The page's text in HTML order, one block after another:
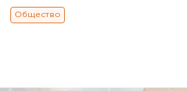
Общество